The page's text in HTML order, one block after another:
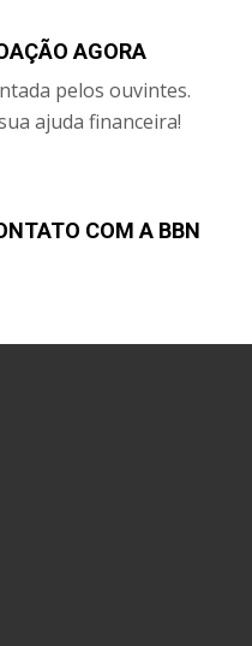
AGORA
pelos ouvintes.
ajuda financeira!
COM A BBN